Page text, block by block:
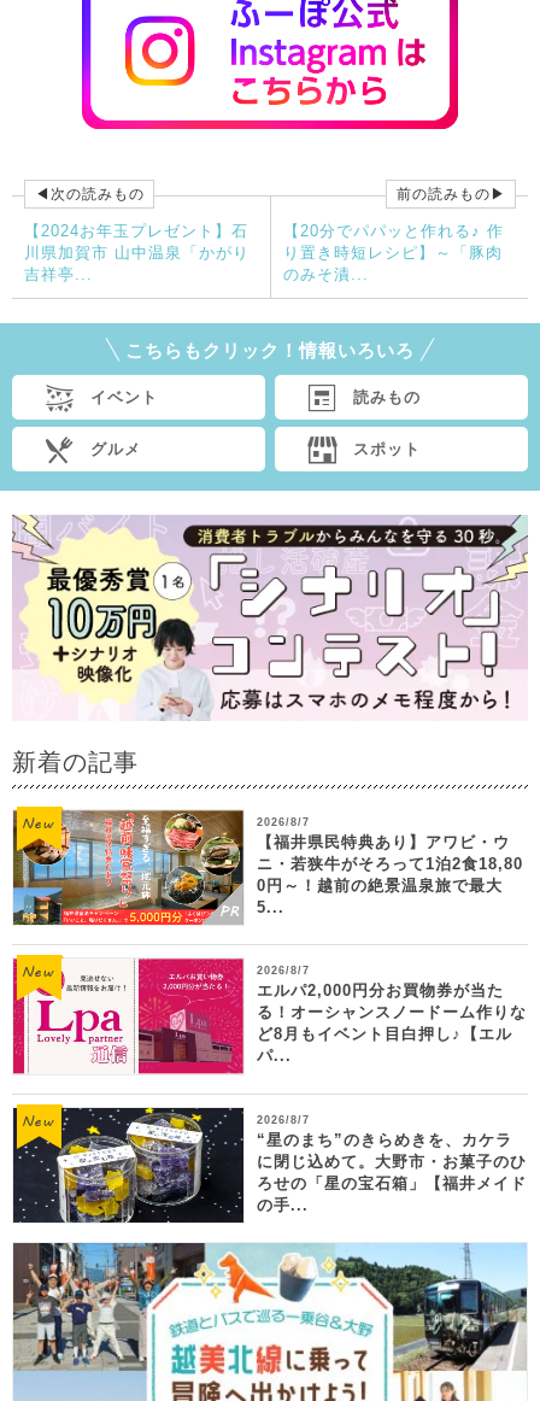
◀次の読みもの
【2024お年玉プレゼント】石
川県加賀市 山中温泉「かがり
吉祥亭...
前の読みもの▶
【20分でパパッと作れる♪ 作
り置き時短レシピ】～「豚肉
のみそ漬...
こちらもクリック！情報いろいろ
イベント 読みもの
グルメ スポット
新着の記事
2026/8/7
【福井県民特典あり】アワビ・ウ
ニ・若狭牛がそろって1泊2食18,80
0円～！越前の絶景温泉旅で最大
5...
2026/8/7
エルパ2,000円分お買物券が当た
る！オーシャンスノードーム作りな
ど8月もイベント目白押し♪【エル
パ...
2026/8/7
“星のまち”のきらめきを、カケラ
に閉じ込めて。大野市・お菓子のひ
ろせの「星の宝石箱」【福井メイド
の手...